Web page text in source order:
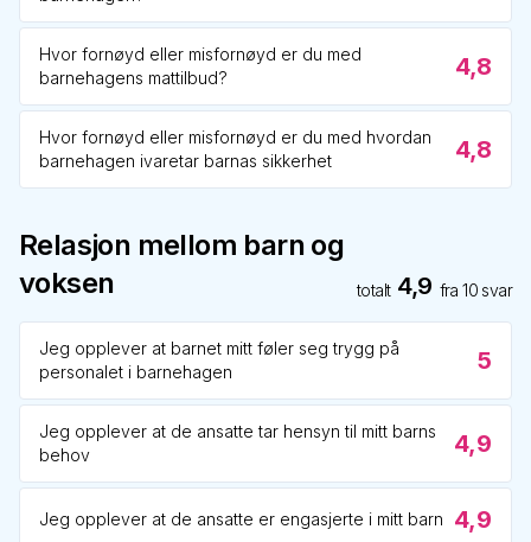
Hvor fornøyd eller misfornøyd er du med
barnehagens mattilbud?
4,8
Hvor fornøyd eller misfornøyd er du med hvordan
barnehagen ivaretar barnas sikkerhet
4,8
Relasjon mellom barn og
voksen
totalt 4,9 fra10 svar
Jeg opplever at barnet mitt føler seg trygg på
personalet i barnehagen
5
Jeg opplever at de ansatte tar hensyn til mitt barns
behov
4,9
Jeg opplever at de ansatte er engasjerte i mitt barn 4,9